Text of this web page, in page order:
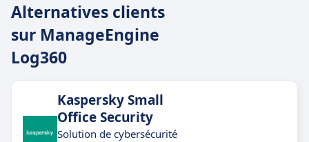
Alternatives clients
sur ManageEngine
Log360
Kaspersky Small
Office Security
Solution de cybersécurité